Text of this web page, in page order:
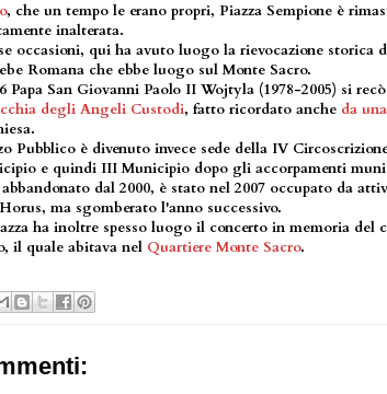
, che un tempo le erano propri, Piazza Sempione è
inalterata.
occasioni, qui ha avuto luogo la rievocazione storica
Romana che ebbe luogo sul Monte Sacro.
Papa San Giovanni Paolo II Wojtyla (1978-2005) si
degli Angeli Custodi, fatto ricordato anche da
Pubblico è divenuto invece sede della IV
e quindi III Municipio dopo gli accorpamenti
dal 2000, è stato nel 2007 occupato da
ma sgomberato l'anno successivo.
ha inoltre spesso luogo il concerto in memoria del
il quale abitava nel Quartiere Monte Sacro.